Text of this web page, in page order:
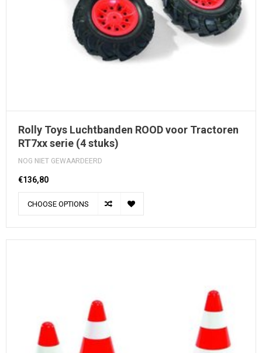
Rolly Toys Luchtbanden ROOD voor Tractoren
RT7xx serie (4 stuks)
NOG NIET GEWAARDEERD
€136,80
CHOOSE OPTIONS